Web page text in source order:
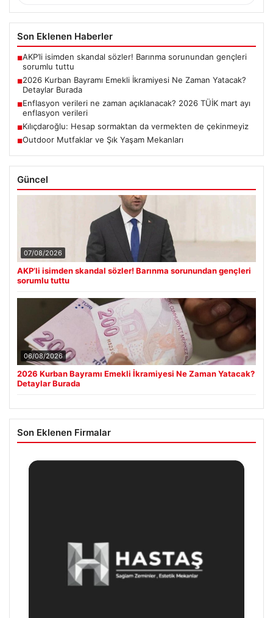
Son Eklenen Haberler
■AKP’li isimden skandal sözler! Barınma sorunundan gençleri
sorumlu tuttu
■2026 Kurban Bayramı Emekli İkramiyesi Ne Zaman Yatacak?
Detaylar Burada
■Enflasyon verileri ne zaman açıklanacak? 2026 TÜİK mart ayı
enflasyon verileri
■Kılıçdaroğlu: Hesap sormaktan da vermekten de çekinmeyiz
■Outdoor Mutfaklar ve Şık Yaşam Mekanları
Güncel
07/08/2026
AKP’li isimden skandal sözler! Barınma sorunundan gençleri
sorumlu tuttu
06/08/2026
2026 Kurban Bayramı Emekli İkramiyesi Ne Zaman Yatacak?
Detaylar Burada
Son Eklenen Firmalar